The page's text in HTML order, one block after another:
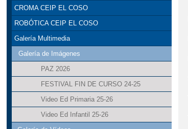
CROMA CEIP EL COSO
ROBÓTICA CEIP EL COSO
Galería Multimedia
Galería de Imágenes
PAZ 2026
FESTIVAL FIN DE CURSO 24-25
Video Ed Primaria 25-26
Video Ed Infantil 25-26